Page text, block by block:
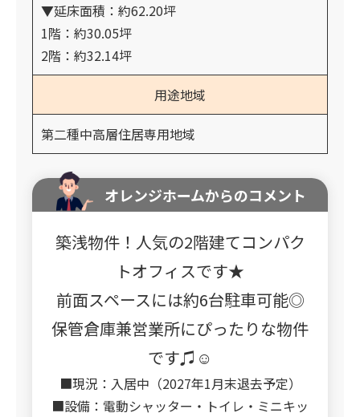
▼延床面積：約62.20坪
1階：約30.05坪
2階：約32.14坪
用途地域
第二種中高層住居専用地域
オレンジホームからのコメント
築浅物件！人気の2階建てコンパク
トオフィスです★
前面スペースには約6台駐車可能◎
保管倉庫兼営業所にぴったりな物件
です♫☺
■現況：入居中（2027年1月末退去予定）
■設備：電動シャッター・トイレ・ミニキッ